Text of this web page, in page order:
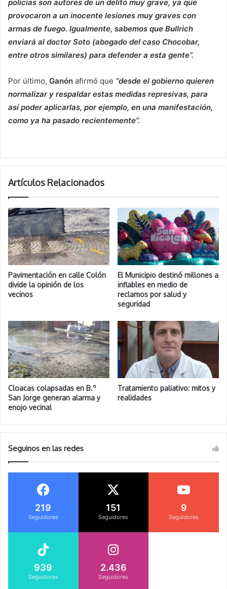
policías son autores de un delito muy grave, ya que
provocaron a un inocente lesiones muy graves con
armas de fuego. Igualmente, sabemos que Bullrich
enviará al doctor Soto (abogado del caso Chocobar,
entre otros similares) para defender a esta gente”.
Por último, Ganón afirmó que “desde el gobierno quieren
normalizar y respaldar estas medidas represivas, para
así poder aplicarlas, por ejemplo, en una manifestación,
como ya ha pasado recientemente”.
Artículos Relacionados
Pavimentación en calle Colón
divide la opinión de los
vecinos
El Municipio destinó millones a
inflables en medio de
reclamos por salud y
seguridad
Cloacas colapsadas en B.º
San Jorge generan alarma y
enojo vecinal
Tratamiento paliativo: mitos y
realidades
Seguinos en las redes
219
Seguidores
151
Seguidores
9
Seguidores
939
Seguidores
2.436
Seguidores